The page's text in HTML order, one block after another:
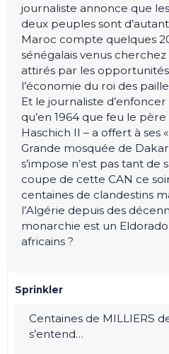
journaliste annonce que
deux peuples sont
Maroc compte quelques
sénégalais venus
attirés par les opportunités
l’économie du roi des
Et le journaliste
qu’en 1964 que feu le
Haschich II – a offert à ses
Grande mosquée de
s’impose n’est pas tant de
coupe de cette CAN ce
centaines de clandestins
l’Algérie depuis des
monarchie est un
africains ?
Sprinkler
Centaines de MILLIERS
s’entend…